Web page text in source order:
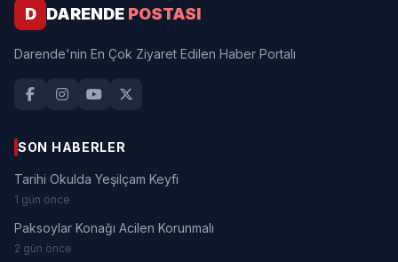
D DARENDE POSTASI
Darende'nin En Çok Ziyaret Edilen Haber Portalı
SON HABERLER
Tarihi Okulda Yeşilçam Keyfi
1 gün önce
Paksoylar Konağı Acilen Korunmalı
2 gün önce